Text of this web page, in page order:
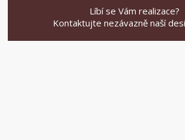
Líbí se Vám realizace?
Kontaktujte nezávazně naší